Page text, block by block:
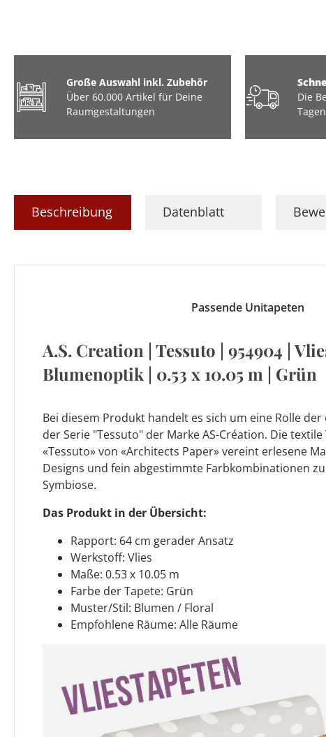
Große Auswahl inkl. Zubehör
Über 60.000 Artikel für Deine
Raumgestaltungen
Die
Beschreibung Datenblatt
Passende Unitapeten
A.S. Creation | Tessuto | 954904 |
Blumenoptik | 0.53 x 10.05 m | Grün
Bei diesem Produkt handelt es sich um eine Rolle der
der Serie "Tessuto" der Marke AS-Création. Die
«Tessuto» von «Architects Paper» vereint erlesene
Designs und fein abgestimmte Farbkombinationen
Symbiose.
Das Produkt in der Übersicht:
Rapport: 64 cm gerader Ansatz
Werkstoff: Vlies
Maße: 0.53 x 10.05 m
Farbe der Tapete: Grün
Muster/Stil: Blumen / Floral
Empfohlene Räume: Alle Räume